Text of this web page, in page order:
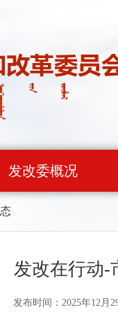
发改委概况
发改在行动-
发布时间：2025年12月